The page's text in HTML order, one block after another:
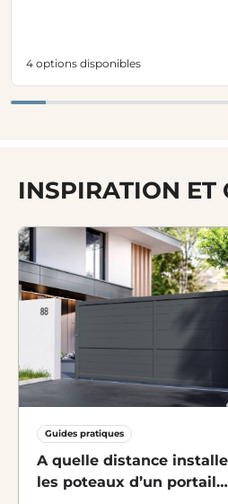
4 options disponibles
INSPIRATION ET
Guides pratiques
A quelle distance
les poteaux d’un portail